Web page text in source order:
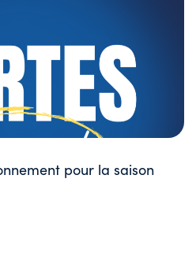
pour la saison